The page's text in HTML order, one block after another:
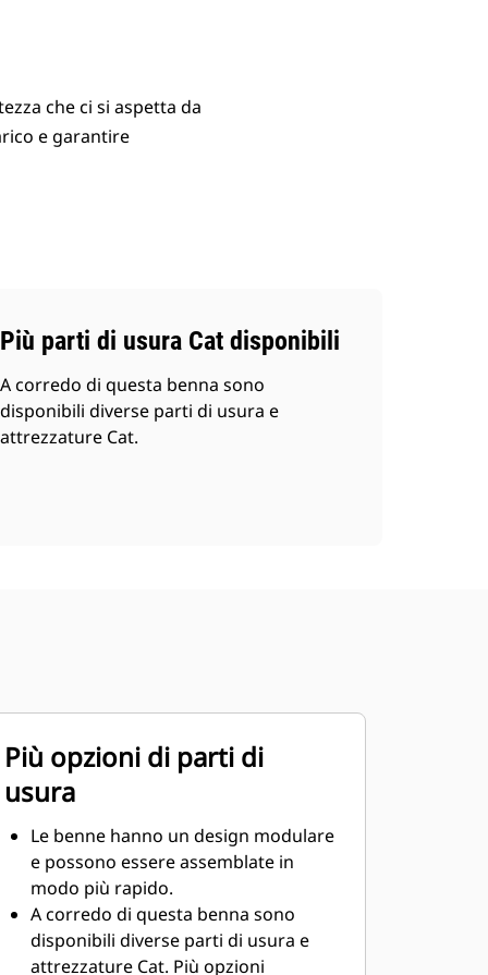
che ci si aspetta da
e garantire
Più parti di usura Cat disponibili
A corredo di questa benna sono
disponibili diverse parti di usura e
attrezzature Cat.
Più opzioni di parti di
usura
Le benne hanno un design modulare
e possono essere assemblate in
modo più rapido.
A corredo di questa benna sono
disponibili diverse parti di usura e
attrezzature Cat. Più opzioni